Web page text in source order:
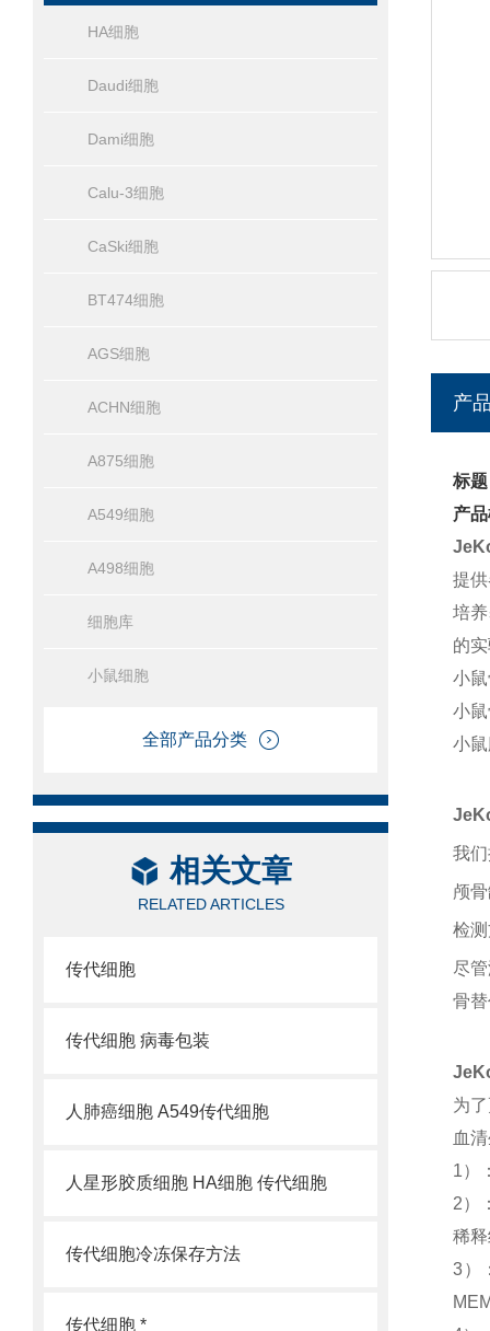
HA细胞
Daudi细胞
Dami细胞
Calu-3细胞
CaSki细胞
BT474细胞
AGS细胞
ACHN细胞
A875细胞
A549细胞
A498细胞
细胞库
小鼠细胞
全部产品分类
相关文章
RELATED ARTICLES
传代细胞
传代细胞 病毒包装
人肺癌细胞 A549传代细胞
人星形胶质细胞 HA细胞 传代细胞
传代细胞冷冻保存方法
传代细胞 *
产
标
产
提
培
的
小
小
小
我
颅
检
尽
骨
为
血
1）
2）
稀
3）